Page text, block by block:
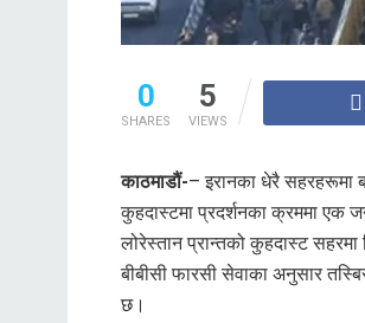
0
SHARES
5
VIEWS
काठमाडौं-– इरानका धेरै सहरहरूमा
कुहदास्टमा प्रदर्शनका क्रममा एक
लोरेस्तान प्रान्तको कुहदास्ट सहरमा
बीबीसी फारसी सेवाका अनुसार
छ।